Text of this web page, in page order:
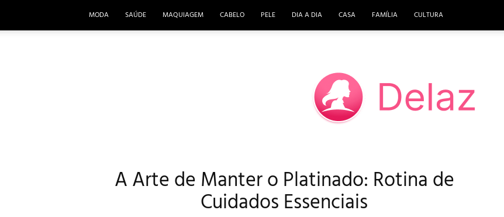
MODA SAÚDE MAQUIAGEM CABELO PELE DIA A DIA CASA FAMÍLIA CULTURA
DELAZ
A Arte de Manter o Platinado: Rotina de
Cuidados Essenciais